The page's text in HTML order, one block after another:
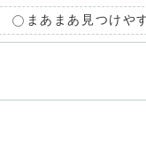
まあまあ見つけや